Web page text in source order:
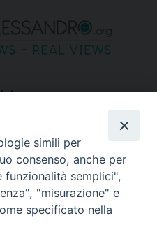
su
simili per
consenso, anche per
semplici",
"misurazione" e
specificato nella